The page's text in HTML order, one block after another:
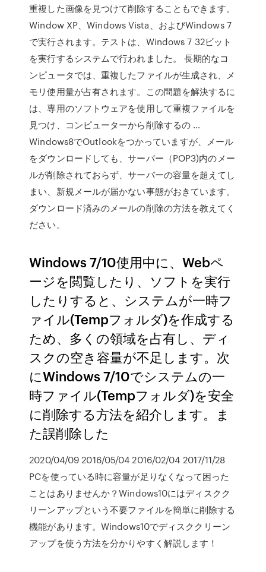
重複した画像を見つけて削除することもできます。
Window XP、Windows Vista、およびWindows 7
で実行されます。テストは、Windows 7 32ビット
を実行するシステムで行われました。 長期的なコ
ンピュータでは、重複したファイルが生成され、メ
モリ使用量が占有されます。この問題を解決するに
は、専用のソフトウェアを使用して重複ファイルを
見つけ、コンピューターから削除するの …
Windows8でOutlookをつかっていますが、メール
をダウンロードしても、サーバー（POP3)内のメー
ルが削除されておらず、サーバーの容量を超えてし
まい、新規メールが届かない事態がおきています。
ダウンロード済みのメールの削除の方法を教えてく
ださい。
Windows 7/10使用中に、Webペ
ージを閲覧したり、ソフトを実行
したりすると、システムが一時フ
ァイル(Tempフォルダ)を作成する
ため、多くの領域を占有し、ディ
スクの空き容量が不足します。次
にWindows 7/10でシステムの一
時ファイル(Tempフォルダ)を安全
に削除する方法を紹介します。ま
た誤削除した
2020/04/09 2016/05/04 2016/02/04 2017/11/28
PCを使っている時に容量が足りなくなって困った
ことはありませんか？Windows10にはディスクク
リーンアップという不要ファイルを簡単に削除する
機能があります。Windows10でディスククリーン
アップを使う方法を分かりやすく解説します！